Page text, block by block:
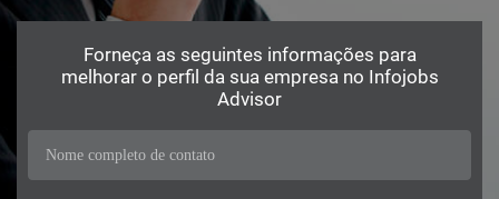
Forneça as seguintes informações para
melhorar o perfil da sua empresa no Infojobs
Advisor